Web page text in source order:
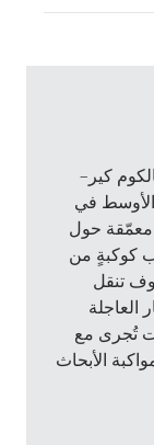
كير–
في
معمّقة حول
كوكبةٍ من
تنقل
العاجلة
تُجرى مع
الأبحاث